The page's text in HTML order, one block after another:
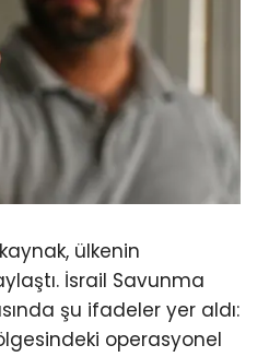
ülkenin
İsrail Savunma
şu ifadeler yer aldı:
operasyonel